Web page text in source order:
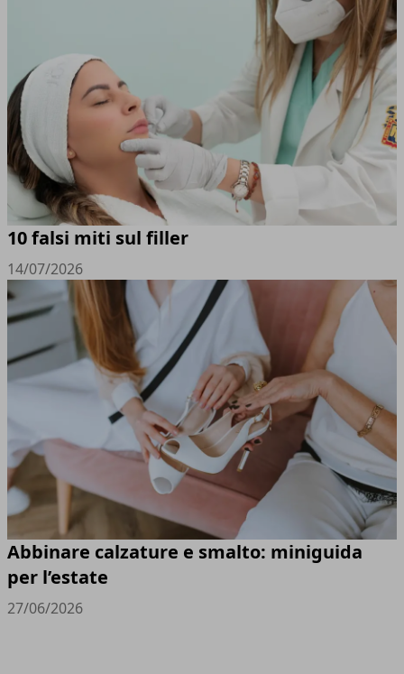
10 falsi miti sul filler
14/07/2026
Abbinare calzature e smalto: miniguida
per l’estate
27/06/2026